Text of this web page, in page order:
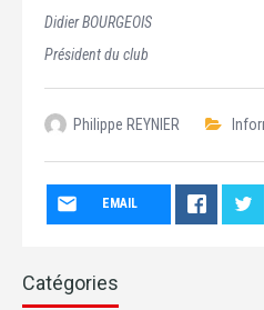
Didier BOURGEOIS
Président du club
Philippe REYNIER
EMAIL
Catégories